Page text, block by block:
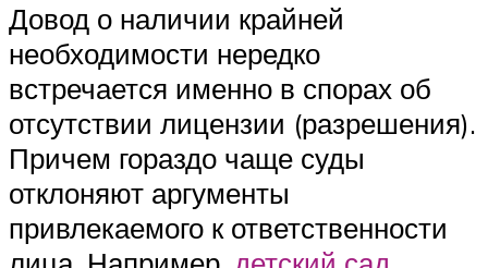
Довод о наличии крайней
необходимости нередко
встречается именно в спорах об
отсутствии лицензии (разрешения).
Причем гораздо чаще суды
отклоняют аргументы
привлекаемого к ответственности